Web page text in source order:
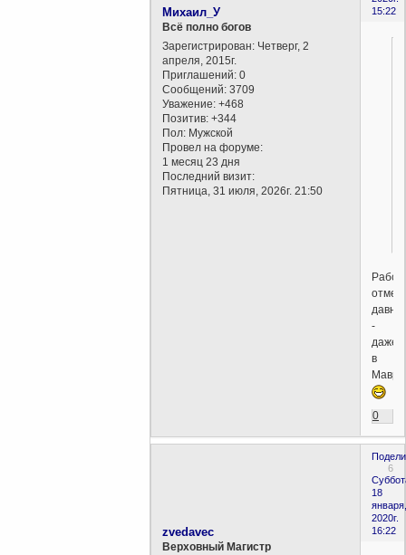
15:22
Михаил_У
Всё полно богов
Зарегистрирован: Четверг, 2
апреля, 2015г.
Приглашений: 0
Сообщений: 3709
Уважение: +468
Позитив: +344
Пол: Мужской
Провел на форуме:
1 месяц 23 дня
Последний визит:
Пятница, 31 июля, 2026г. 21:50
давно
-
даже
в
0
6
18
января,
2020г.
16:22
zvedavec
Верховный Магистр